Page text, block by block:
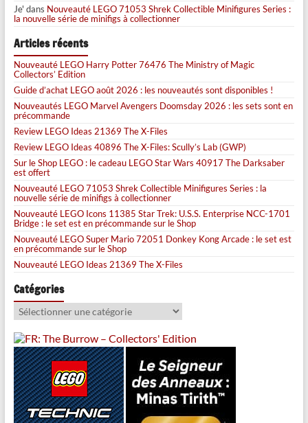
Je' dans Nouveauté LEGO 71053 Shrek Collectible Minifigures Series :
la nouvelle série de minifigs à collectionner
Articles récents
Nouveauté LEGO Harry Potter 76476 The Ministry of Magic
Collectors’ Edition
Guide d’achat LEGO août 2026 : les nouveautés sont disponibles !
Nouveautés LEGO Marvel Avengers Doomsday 2026 : les sets sont en
précommande
Review LEGO Ideas 21369 The X-Files
Review LEGO Ideas 40896 The X-Files: Scully’s Lab (GWP)
Sur le Shop LEGO : le cadeau LEGO Star Wars 40917 The Darksaber
est offert
Nouveauté LEGO 71053 Shrek Collectible Minifigures Series : la
nouvelle série de minifigs à collectionner
Nouveauté LEGO Icons 11385 Star Trek: U.S.S. Enterprise NCC-1701
Bridge : le set est en précommande sur le Shop
Nouveauté LEGO Super Mario 72051 Donkey Kong Arcade : le set est
en précommande sur le Shop
Nouveauté LEGO Ideas 21369 The X-Files
Catégories
Catégories